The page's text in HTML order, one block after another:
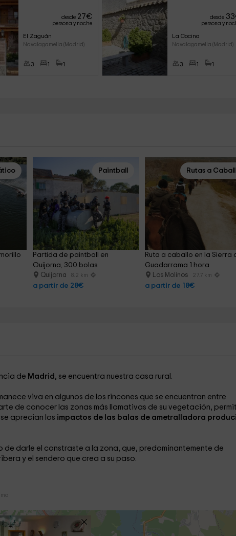
desde 27€
persona y noche
El Zaguán
Navalagamella (Madrid)
3 1 1
desde 33
persona y
La Cocina
Navalagamella (Madrid)
3 1 1
Paintball
Partida de paintball en
Quijorna, 300 bolas
Quijorna 8.2 km
a partir de 28€
Rutas a
Ruta a caballo en la Sierra
Guadarrama 1 hora
Los Molinos 27.7 km
a partir de 18€
de Madrid , se encuentra nuestra casa rural.
viva en algunos de los rincones que se encuentran entre
de conocer las zonas más llamativas de su vegetación,
aprecian los impactos de las balas de ametralladora
de darle el constraste a la zona, que, predominantemente de
y el sendero que crea a su paso.